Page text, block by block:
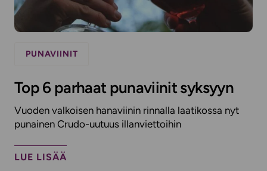
PUNAVIINIT
Top 6 parhaat punaviinit syksyyn
Vuoden valkoisen hanaviinin rinnalla laatikossa nyt
punainen Crudo-uutuus illanviettoihin
LUE LISÄÄ